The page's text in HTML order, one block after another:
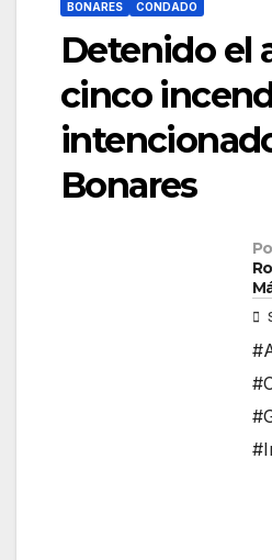
BONARES CONDADO
Detenido el
cinco
Bonares